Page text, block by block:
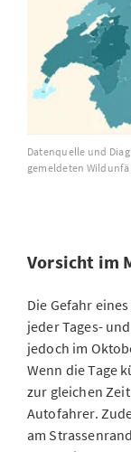
Datenquelle und
gemeldeten
Vorsicht im
Die Gefahr
jeder Tages-
jedoch im
Wenn die Tage
zur gleichen
Autofahrer.
am